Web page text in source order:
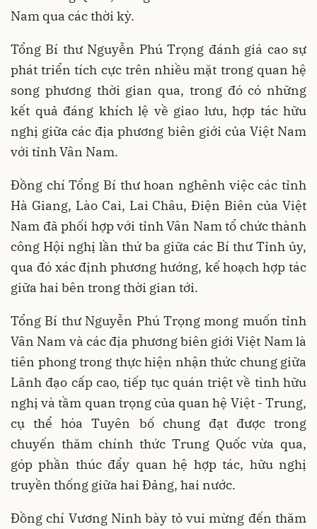
Nam qua các thời kỳ.
Tổng Bí thư Nguyễn Phú Trọng đánh giá cao sự
phát triển tích cực trên nhiều mặt trong quan hệ
song phương thời gian qua, trong đó có những
kết quả đáng khích lệ về giao lưu, hợp tác hữu
nghị giữa các địa phương biên giới của Việt Nam
với tỉnh Vân Nam.
Đồng chí Tổng Bí thư hoan nghênh việc các tỉnh
Hà Giang, Lào Cai, Lai Châu, Điện Biên của Việt
Nam đã phối hợp với tỉnh Vân Nam tổ chức thành
công Hội nghị lần thứ ba giữa các Bí thư Tỉnh ủy,
qua đó xác định phương hướng, kế hoạch hợp tác
giữa hai bên trong thời gian tới.
Tổng Bí thư Nguyễn Phú Trọng mong muốn tỉnh
Vân Nam và các địa phương biên giới Việt Nam là
tiên phong trong thực hiện nhận thức chung giữa
Lãnh đạo cấp cao, tiếp tục quán triệt về tình hữu
nghị và tầm quan trọng của quan hệ Việt - Trung,
cụ thể hóa Tuyên bố chung đạt được trong
chuyến thăm chính thức Trung Quốc vừa qua,
góp phần thúc đẩy quan hệ hợp tác, hữu nghị
truyền thống giữa hai Đảng, hai nước.
Đồng chí Vương Ninh bày tỏ vui mừng đến thăm